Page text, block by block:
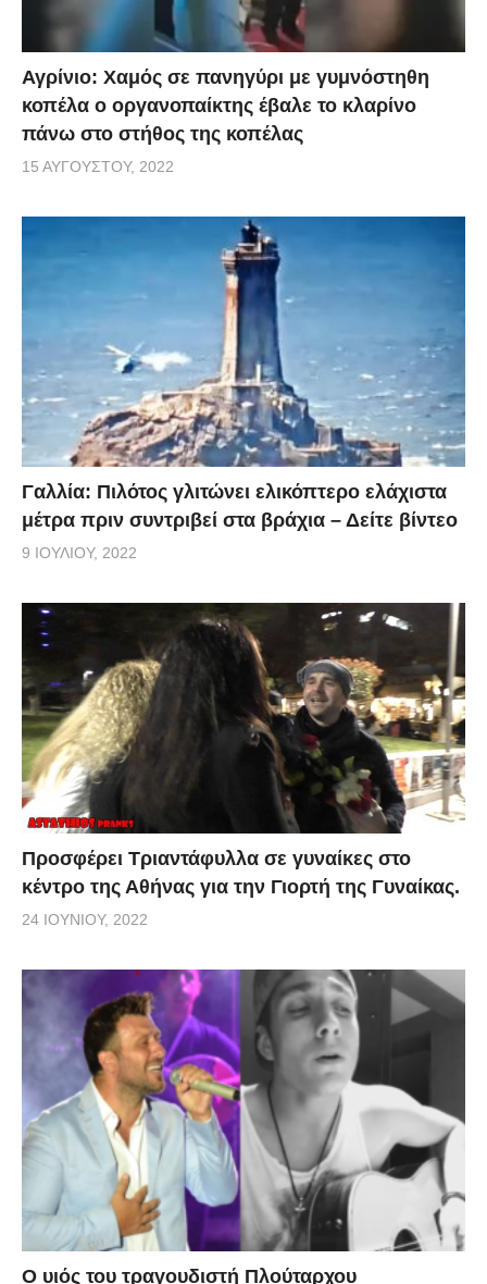
Αγρίνιο: Χαμός σε πανηγύρι με γυμνόστηθη
κοπέλα ο οργανοπαίκτης έβαλε το κλαρίνο
πάνω στο στήθος της κοπέλας
15 ΑΥΓΟΎΣΤΟΥ, 2022
Γαλλία: Πιλότος γλιτώνει ελικόπτερο ελάχιστα
μέτρα πριν συντριβεί στα βράχια – Δείτε βίντεο
9 ΙΟΥΛΊΟΥ, 2022
Προσφέρει Τριαντάφυλλα σε γυναίκες στο
κέντρο της Αθήνας για την Γιορτή της Γυναίκας.
24 ΙΟΥΝΊΟΥ, 2022
O υιός του τραγουδιστή Πλούταρχου